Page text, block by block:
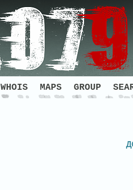
WHOIS MAPS GROUP